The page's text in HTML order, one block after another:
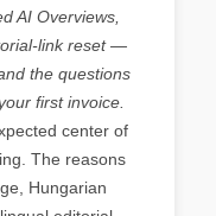
AI Overviews,
link reset —
the questions
first invoice.
center of
The reasons
Hungarian